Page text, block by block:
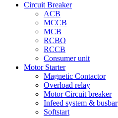
Circuit Breaker
ACB
MCCB
MCB
RCBO
RCCB
Consumer unit
Motor Starter
Magnetic Contactor
Overload relay
Motor Circuit breaker
Infeed system & busbar
Softstart